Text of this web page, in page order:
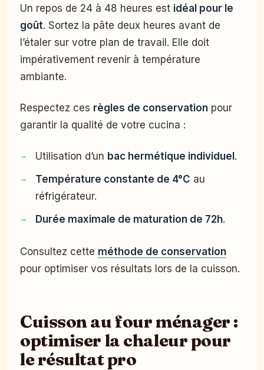
Un repos de 24 à 48 heures est idéal pour le
goût. Sortez la pâte deux heures avant de
l’étaler sur votre plan de travail. Elle doit
impérativement revenir à température
ambiante.
Respectez ces règles de conservation pour
garantir la qualité de votre cucina :
Utilisation d’un bac hermétique individuel .
Température constante de 4°C au
réfrigérateur.
Durée maximale de maturation de 72h.
Consultez cette méthode de conservation
pour optimiser vos résultats lors de la cuisson.
Cuisson au four ménager :
optimiser la chaleur pour
le résultat pro